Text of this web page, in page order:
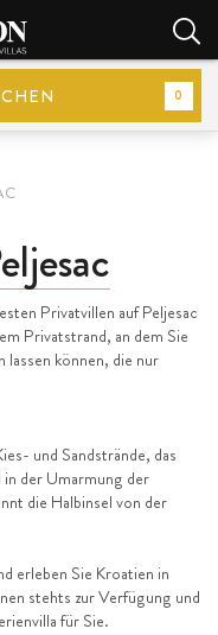
0
Privatvillen auf Peljesac
Privatstrand, an dem Sie
lassen können, die nur
und Sandstrände, das
der Umarmung der
die Halbinsel von der
erleben Sie Kroatien in
stehts zur Verfügung und
für Sie.